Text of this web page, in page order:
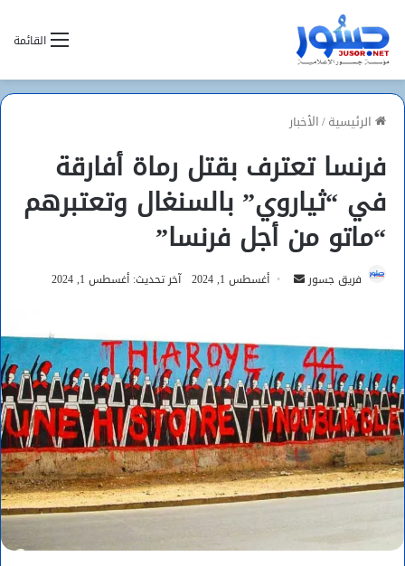
القائمة
الرئيسية/الأخبار
فرنسا تعترف بقتل رماة أفارقة
في “ثياروي” بالسنغال وتعتبرهم
“ماتو من أجل فرنسا”
فريق جسور
أرسل أغسطس 1, 2024 آخر تحديث: أغسطس 1, 2024